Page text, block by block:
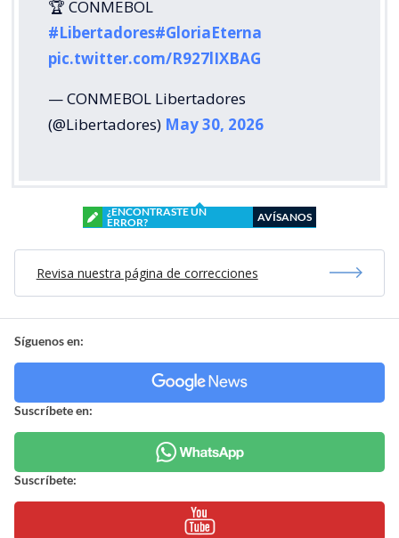
🏆 CONMEBOL
#Libertadores#GloriaEterna
pic.twitter.com/R927lIXBAG
— CONMEBOL Libertadores
(@Libertadores) May 30, 2026
¿ENCONTRASTE UN
ERROR?
AVÍSANOS
Revisa nuestra página de correcciones
Síguenos en:
Suscríbete en:
Suscríbete: